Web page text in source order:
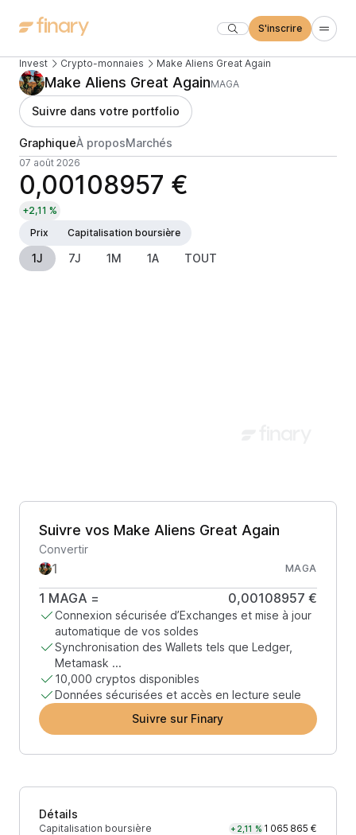
S'inscrire
Invest Crypto-monnaies Make Aliens Great Again
Make Aliens Great AgainMAGA
Suivre dans votre portfolio
GraphiqueÀ proposMarchés
07 août 2026
0,00108957 €
+2,11 %
Prix
Capitalisation boursière
1J 7J 1M 1A TOUT
Suivre vos Make Aliens Great Again
Convertir
MAGA
1 MAGA = 0,00108957 €
Connexion sécurisée d’Exchanges et mise à jour
automatique de vos soldes
Synchronisation des Wallets tels que Ledger,
Metamask ...
10,000 cryptos disponibles
Données sécurisées et accès en lecture seule
Suivre sur Finary
Détails
Capitalisation boursière +2,11 % 1 065 865 €